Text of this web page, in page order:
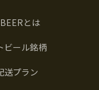
とは
ビール銘柄
送プラン